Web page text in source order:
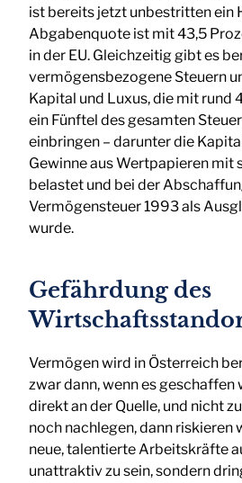
ist bereits jetzt unbestritten ein
Abgabenquote ist mit 43,5
in der EU. Gleichzeitig gibt es
vermögensbezogene Steuern
Kapital und Luxus, die mit rund
ein Fünftel des gesamten
einbringen – darunter die
Gewinne aus Wertpapieren mit
belastet und bei der
Vermögensteuer 1993 als
wurde.
Gefährdung des
Vermögen wird in Österreich
zwar dann, wenn es geschaffen
direkt an der Quelle, und nicht
noch nachlegen, dann riskieren
neue, talentierte Arbeitskräfte
unattraktiv zu sein, sondern